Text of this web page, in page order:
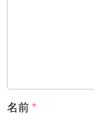
名前 *